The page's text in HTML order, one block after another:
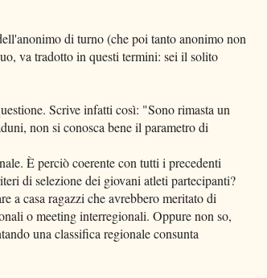
di turno (che poi tanto anonimo non
va tradotto in questi termini: sei il solito
Scrive infatti così: "Sono rimasta un
non si conosca bene il parametro di
È perciò coerente con tutti i precedenti
di selezione dei giovani atleti partecipanti?
a casa ragazzi che avrebbero meritato di
o meeting interregionali. Oppure non so,
una classifica regionale consunta